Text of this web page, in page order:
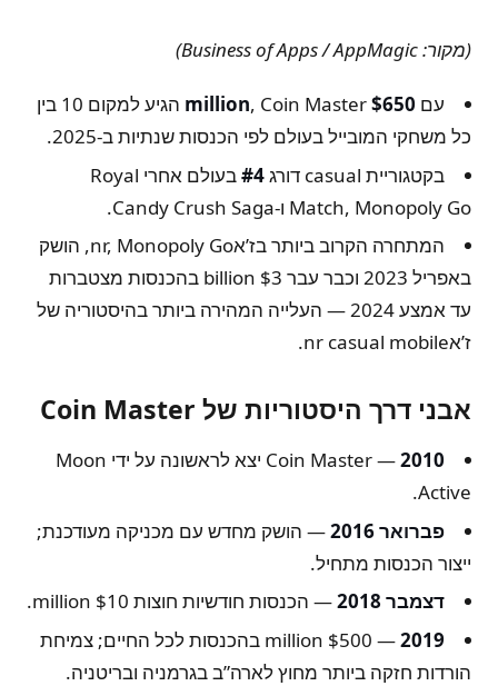
(מקור: Business of Apps / AppMagic)
עם $650 million
, Coin Master הגיע למקום 10 בין
כל משחקי המובייל בעולם לפי הכנסות שנתיות ב-2025.
בקטגוריית casual דורג
#4
בעולם אחרי Royal
Match, Monopoly Go ו-Candy Crush Saga.
המתחרה הקרוב ביותר בז’אnr, Monopoly Go, הושק
באפריל 2023 וכבר עבר $3 billion בהכנסות מצטברות
עד אמצע 2024 — העלייה המהירה ביותר בהיסטוריה של
ז’אnr casual mobile.
אבני דרך היסטוריות של Coin Master
2010
— Coin Master יצא לראשונה על ידי Moon
Active.
פברואר 2016
— הושק מחדש עם מכניקה מעודכנת;
ייצור הכנסות מתחיל.
דצמבר 2018
— הכנסות חודשיות חוצות $10 million.
2019
— $500 million בהכנסות לכל החיים; צמיחת
הורדות חזקה ביותר מחוץ לארה”ב בגרמניה ובריטניה.